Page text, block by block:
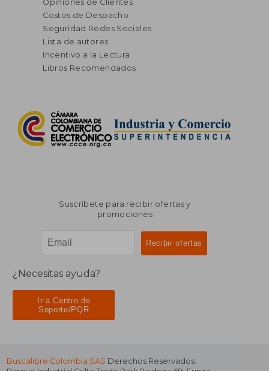
Opiniones de Clientes
Costos de Despacho
Seguridad Redes Sociales
Lista de autores
Incentivo a la Lectura
Libros Recomendados
Suscríbete para recibir ofertas y
promociones
¿Necesitas ayuda?
Ir a Centro de
Soporte/PQR
Buscalibre Colombia SAS Derechos Reservados.